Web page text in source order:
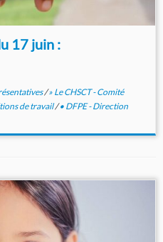
17 juin :
/» Le CHSCT - Comité
de travail/• DFPE - Direction